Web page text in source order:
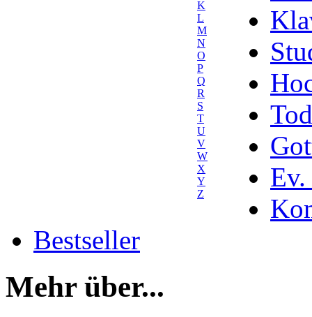
K
L
M
N
O
P
Q
R
S
T
U
V
W
X
Y
Z
Ev.
Bestseller
Mehr über...